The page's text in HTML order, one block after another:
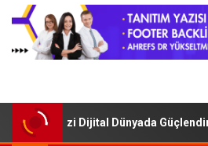
İşletmenizi Dijital Dünyada Güçlendirin